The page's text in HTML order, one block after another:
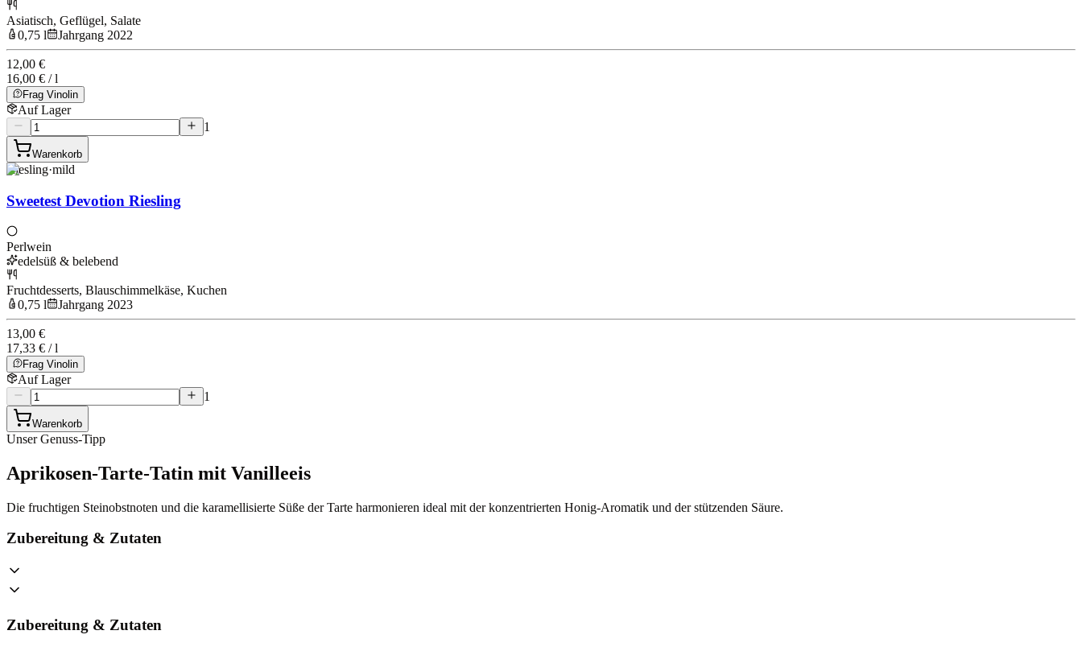
Asiatisch, Geflügel, Salate
0,75 l
Jahrgang 2022
12,00 €
16,00 € / l
Frag Vinolin
Auf Lager
1
Warenkorb
Riesling·mild
Sweetest Devotion Riesling
Perlwein
edelsüß & belebend
Fruchtdesserts, Blauschimmelkäse, Kuchen
0,75 l
Jahrgang 2023
13,00 €
17,33 € / l
Frag Vinolin
Auf Lager
1
Warenkorb
Unser Genuss-Tipp
Aprikosen-Tarte-Tatin mit Vanilleeis
Die fruchtigen Steinobstnoten und die karamellisierte Süße der Tarte harmonieren ideal mit der konzentrierten Honig-Aromatik und der stützenden Säure.
Zubereitung & Zutaten
Zubereitung & Zutaten